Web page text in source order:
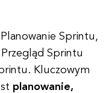
Sprintu,
Sprintu
Kluczowym
planowanie,